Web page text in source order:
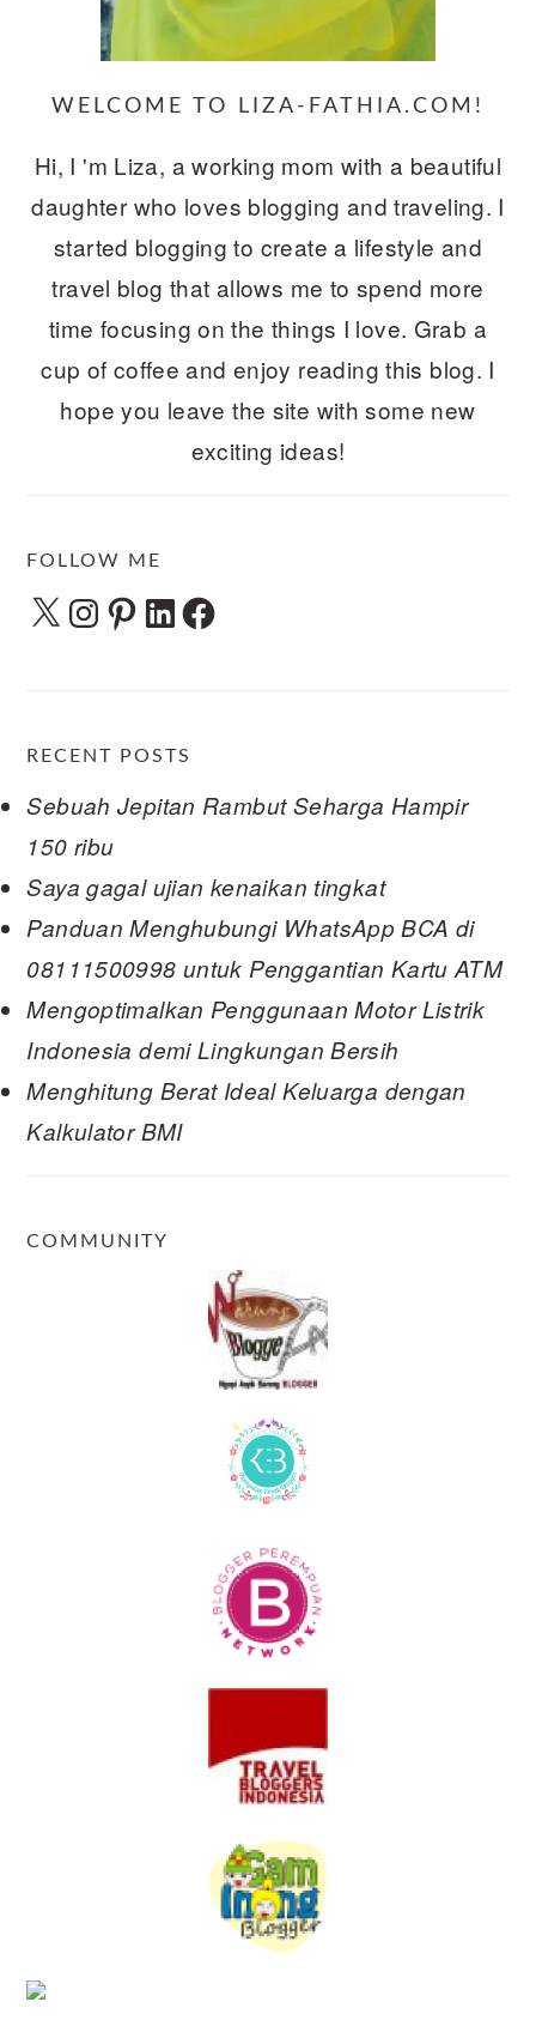
WELCOME TO LIZA-FATHIA.COM!
Hi, I 'm Liza, a working mom with a beautiful
daughter who loves blogging and traveling. I
started blogging to create a lifestyle and
travel blog that allows me to spend more
time focusing on the things I love. Grab a
cup of coffee and enjoy reading this blog. I
hope you leave the site with some new
exciting ideas!
FOLLOW ME
X Instagram
Pinterest
LinkedInFacebook
RECENT POSTS
Sebuah Jepitan Rambut Seharga Hampir
150 ribu
Saya gagal ujian kenaikan tingkat
Panduan Menghubungi WhatsApp BCA di
08111500998 untuk Penggantian Kartu ATM
Mengoptimalkan Penggunaan Motor Listrik
Indonesia demi Lingkungan Bersih
Menghitung Berat Ideal Keluarga dengan
Kalkulator BMI
COMMUNITY